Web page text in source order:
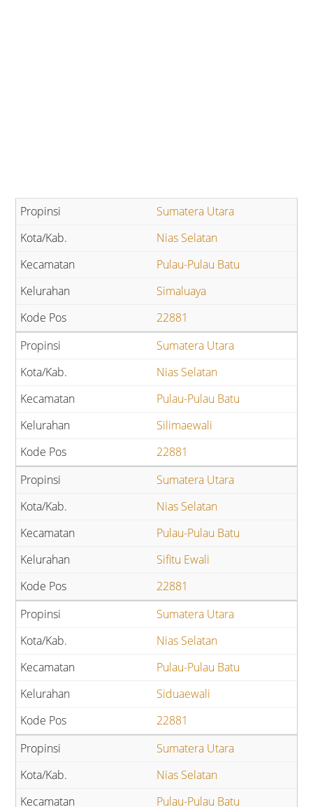
Sumatera Utara
Nias Selatan
Pulau-Pulau Batu
Simaluaya
22881
Sumatera Utara
Nias Selatan
Pulau-Pulau Batu
Silimaewali
22881
Sumatera Utara
Nias Selatan
Pulau-Pulau Batu
Sifitu Ewali
22881
Sumatera Utara
Nias Selatan
Pulau-Pulau Batu
Siduaewali
22881
Sumatera Utara
Nias Selatan
Pulau-Pulau Batu